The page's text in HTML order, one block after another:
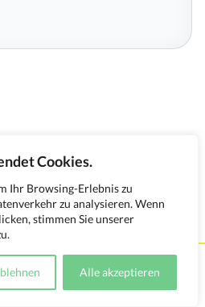
Cookies.
Ihr Browsing-Erlebnis zu
zu analysieren. Wenn
stimmen Sie unserer
Alle akzeptieren
Datenschutzerklärung